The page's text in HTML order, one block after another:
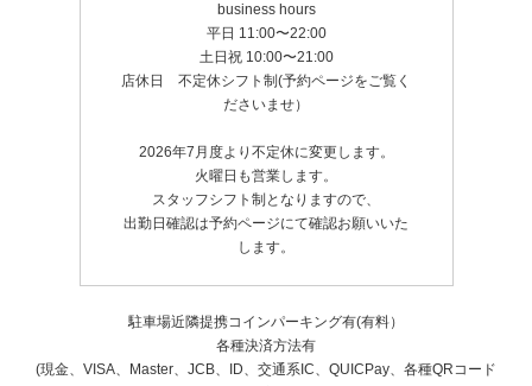
business hours
平日 11:00〜22:00
土日祝 10:00〜21:00
店休日 不定休シフト制(予約ページをご覧く
ださいませ）
2026年7月度より不定休に変更します。
火曜日も営業します。
スタッフシフト制となりますので、
出勤日確認は予約ページにて確認お願いいた
します。
駐車場近隣提携コインパーキング有(有料）
各種決済方法有
(現金、VISA、Master、JCB、ID、交通系IC、QUICPay、各種QRコード